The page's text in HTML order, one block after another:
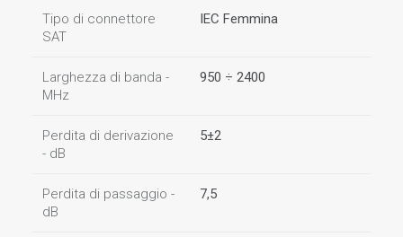
Tipo di connettore
SAT
IEC Femmina
Larghezza di banda -
MHz
950 ÷ 2400
Perdita di derivazione
- dB
5±2
Perdita di passaggio -
dB
7,5